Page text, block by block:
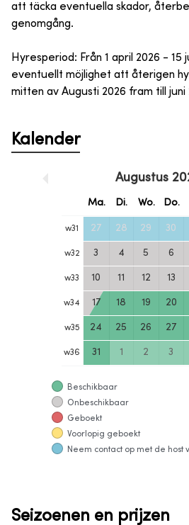
att täcka eventuella skador,
genomgång.
Hyresperiod: Från 1 april 2026 - 15
eventuellt möjlighet att återigen
mitten av Augusti 2026 fram till juni
Kalender
Augustus
Ma. Di. Wo. Do.
w31 27 28 29 30
w32 3 4 5 6
w33 10 11 12 13
w34 17 18 19 20
w35 24 25 26 27
w36 31 1 2 3
Beschikbaar
Onbeschikbaar
Geboekt
Voorlopig geboekt
Neem contact op met de host
Seizoenen en prijzen